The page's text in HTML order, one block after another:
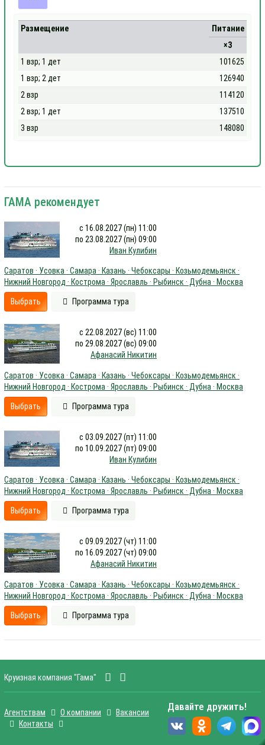
Размещение
Питание
×3
1 взр; 1 дет
101625
1 взр; 2 дет
126940
2 взр
114120
2 взр; 1 дет
137510
3 взр
148080
ГАМА рекомендует
с 16.08.2027 (пн) 11:00
по 23.08.2027 (пн) 09:00
Иван Кулибин
Саратов · Усовка · Самара · Казань · Чебоксары · Козьмодемьянск ·
Нижний Новгород · Кострома · Ярославль · Рыбинск · Дубна · Москва
Выбрать Программа тура
с 22.08.2027 (вс) 11:00
по 29.08.2027 (вс) 09:00
Афанасий Никитин
Саратов · Усовка · Самара · Казань · Чебоксары · Козьмодемьянск ·
Нижний Новгород · Кострома · Ярославль · Рыбинск · Дубна · Москва
Выбрать Программа тура
с 03.09.2027 (пт) 11:00
по 10.09.2027 (пт) 09:00
Иван Кулибин
Саратов · Усовка · Самара · Казань · Чебоксары · Козьмодемьянск ·
Нижний Новгород · Кострома · Ярославль · Рыбинск · Дубна · Москва
Выбрать Программа тура
с 09.09.2027 (чт) 11:00
по 16.09.2027 (чт) 09:00
Афанасий Никитин
Саратов · Усовка · Самара · Казань · Чебоксары · Козьмодемьянск ·
Нижний Новгород · Кострома · Ярославль · Рыбинск · Дубна · Москва
Выбрать Программа тура
Круизная компания "Гама"
Агентствам О компании
Вакансии
Контакты
Давайте дружить!